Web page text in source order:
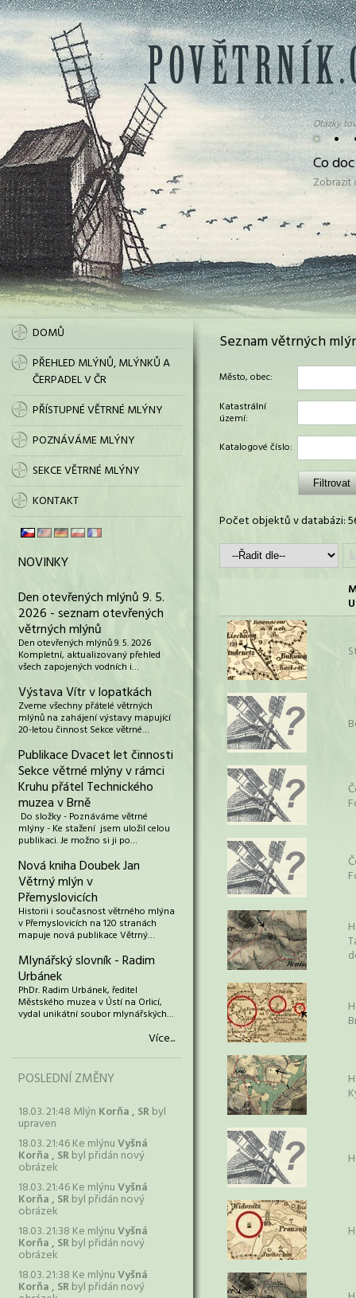
• •
Otázky
Co
DOMŮ
PŘEHLED MLÝNŮ, MLÝNKŮ A
ČERPADEL V ČR
PŘÍSTUPNÉ VĚTRNÉ MLÝNY
POZNÁVÁME MLÝNY
SEKCE VĚTRNÉ MLÝNY
KONTAKT
NOVINKY
Den otevřených mlýnů 9. 5.
2026 - seznam otevřených
větrných mlýnů
Den otevřených mlýnů 9. 5. 2026
Kompletní, aktualizovaný přehled
všech zapojených vodních i…
Výstava Vítr v lopatkách
Zveme všechny přátelé větrných
mlýnů na zahájení výstavy mapující
20-letou činnost Sekce větrné…
Publikace Dvacet let činnosti
Sekce větrné mlýny v rámci
Kruhu přátel Technického
muzea v Brně
Do složky - Poznáváme větrné
mlýny - Ke stažení jsem uložil celou
publikaci. Je možno si ji po…
Nová kniha Doubek Jan
Větrný mlýn v
Přemyslovicích
Historii i současnost větrného mlýna
v Přemyslovicích na 120 stranách
mapuje nová publikace Větrný…
Mlynářský slovník - Radim
Urbánek
PhDr. Radim Urbánek, ředitel
Městského muzea v Ústí na Orlicí,
vydal unikátní soubor mlynářských…
Více...
POSLEDNÍ ZMĚNY
18.03. 21:48 Mlýn Korňa , SRbyl
upraven
18.03. 21:46 Ke mlýnuVyšná
Korňa , SRbyl přidán nový
obrázek
18.03. 21:46 Ke mlýnuVyšná
Korňa , SRbyl přidán nový
obrázek
18.03. 21:38 Ke mlýnuVyšná
Korňa , SRbyl přidán nový
obrázek
18.03. 21:38 Ke mlýnuVyšná
Korňa , SRbyl přidán nový
Seznam větrných
Město, obec:
Katastrální
území:
Katalogové číslo:
Počet objektů v databázi: